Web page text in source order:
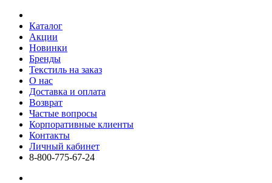
Каталог
Акции
Новинки
Бренды
Текстиль на заказ
О нас
Доставка и оплата
Возврат
Частые вопросы
Корпоративные клиенты
Контакты
Личный кабинет
8-800-775-67-24